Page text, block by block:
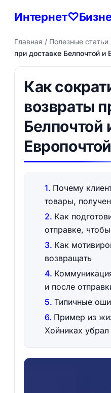
Главная / Полезные статьи
при доставке Белпочтой и
Как
возвраты
Белпочтой
Европочтой
Почему
товары,
Как
отправке,
Как
возвращать
и после
Типичные
Пример из
Хойниках